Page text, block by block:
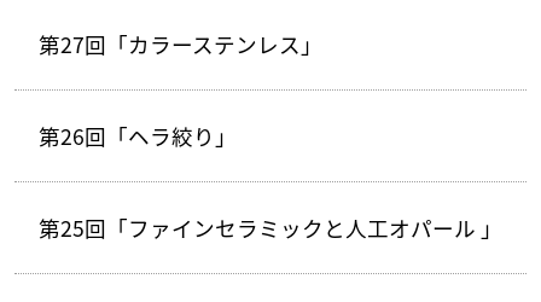
第27回「カラーステンレス」
第26回「ヘラ絞り」
第25回「ファインセラミックと人工オパール 」